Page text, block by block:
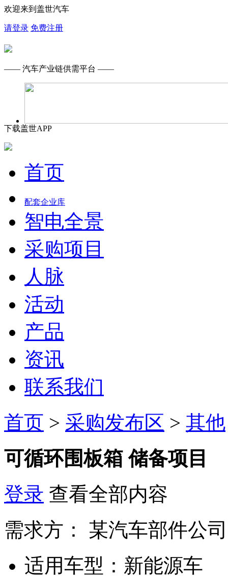
欢迎来到盖世汽车
请登录 免费注册
—— 汽车产业链供需平台 ——
下载盖世APP
首页
配套企业库
智电全景
采购项目
人脉
活动
产品
资讯
联系我们
首页 > 采购发布区 > 其他
可循环围板箱 储备项目
登录 查看全部内容
需求方：
某汽车部件公司
适用车型： 新能源车